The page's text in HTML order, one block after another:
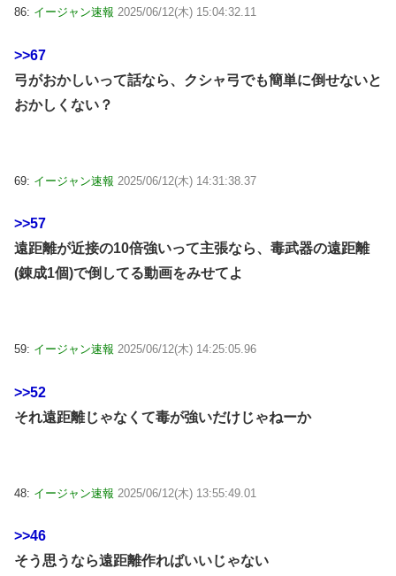
86: イージャン速報 2025/06/12(木) 15:04:32.11
>>67
弓がおかしいって話なら、クシャ弓でも簡単に倒せないと
おかしくない？
69: イージャン速報 2025/06/12(木) 14:31:38.37
>>57
遠距離が近接の10倍強いって主張なら、毒武器の遠距離
(錬成1個)で倒してる動画をみせてよ
59: イージャン速報 2025/06/12(木) 14:25:05.96
>>52
それ遠距離じゃなくて毒が強いだけじゃねーか
48: イージャン速報 2025/06/12(木) 13:55:49.01
>>46
そう思うなら遠距離作ればいいじゃない